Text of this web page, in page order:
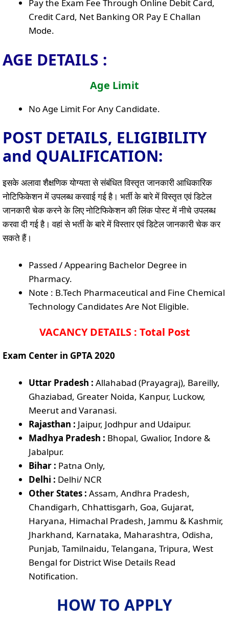
Pay the Exam Fee Through Online Debit Card,
Credit Card, Net Banking OR Pay E Challan
Mode.
AGE DETAILS :
Age Limit
No Age Limit For Any Candidate.
POST DETAILS, ELIGIBILITY
and QUALIFICATION:
इसके अलावा शैक्षणिक योग्यता से संबंधित विस्तृत जानकारी आधिकारिक
नोटिफिकेशन में उपलब्ध करवाई गई है। भर्ती के बारे में विस्तृत एवं डिटेल
जानकारी चेक करने के लिए नोटिफिकेशन की लिंक पोस्ट में नीचे उपलब्ध
करवा दी गई है। वहां से भर्ती के बारे में विस्तार एवं डिटेल जानकारी चेक कर
सकते हैं।
Passed / Appearing Bachelor Degree in
Pharmacy.
Note : B.Tech Pharmaceutical and Fine Chemical
Technology Candidates Are Not Eligible.
VACANCY DETAILS : Total Post
Exam Center in GPTA 2020
Uttar Pradesh : Allahabad (Prayagraj), Bareilly,
Ghaziabad, Greater Noida, Kanpur, Luckow,
Meerut and Varanasi.
Rajasthan : Jaipur, Jodhpur and Udaipur.
Madhya Pradesh : Bhopal, Gwalior, Indore &
Jabalpur.
Bihar : Patna Only,
Delhi : Delhi/ NCR
Other States : Assam, Andhra Pradesh,
Chandigarh, Chhattisgarh, Goa, Gujarat,
Haryana, Himachal Pradesh, Jammu & Kashmir,
Jharkhand, Karnataka, Maharashtra, Odisha,
Punjab, Tamilnaidu, Telangana, Tripura, West
Bengal for District Wise Details Read
Notification.
HOW TO APPLY